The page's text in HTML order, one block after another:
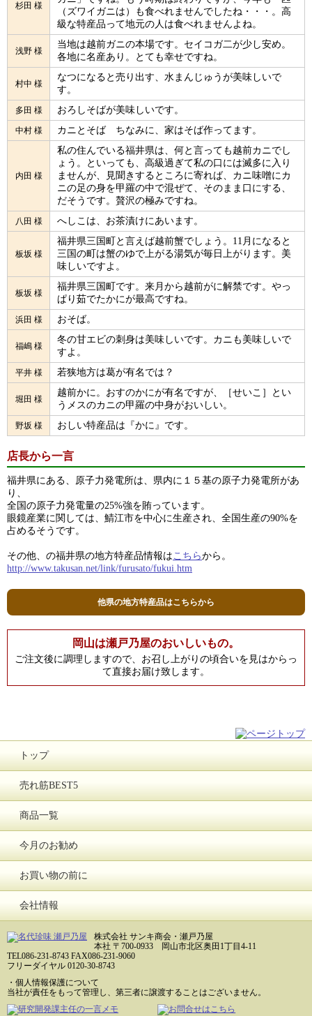
杉田 様
（ズワイガニは）も食べれませんでしたね・・・。高
級な特産品って地元の人は食べれませんよね。
浅野 様
当地は越前ガニの本場です。セイコガ二が少し安め。
各地に名産あり。とても幸せですね。
村中 様
なつになると売り出す、水まんじゅうが美味しいで
す。
多田 様 おろしそばが美味しいです。
中村 様 カニとそば ちなみに、家はそば作ってます。
内田 様
私の住んでいる福井県は、何と言っても越前カニでし
ょう。といっても、高級過ぎて私の口には滅多に入り
ませんが、見聞きするところに寄れば、カニ味噌にカ
ニの足の身を甲羅の中で混ぜて、そのまま口にする、
だそうです。贅沢の極みですね。
八田 様 へしこは、お茶漬けにあいます。
板坂 様
福井県三国町と言えば越前蟹でしょう。11月になると
三国の町は蟹のゆで上がる湯気が毎日上がります。美
味しいですよ。
板坂 様
福井県三国町です。来月から越前がに解禁です。やっ
ぱり茹でたかにが最高ですね。
浜田 様 おそば。
福嶋 様
冬の甘エビの刺身は美味しいです。カニも美味しいで
すよ。
平井 様 若狭地方は葛が有名では？
堀田 様
越前かに。おすのかにが有名ですが、［せいこ］とい
うメスのカニの甲羅の中身がおいしい。
野坂 様 おしい特産品は『かに』です。
店長から一言
福井県にある、原子力発電所は、県内に１５基の原子力発電所があ
り、
全国の原子力発電量の25%強を賄っています。
眼鏡産業に関しては、鯖江市を中心に生産され、全国生産の90%を
占めるそうです。
その他、の福井県の地方特産品情報は こちらから。
http://www.takusan.net/link/furusato/fukui.htm
他県の地方特産品はこちらから
岡山は瀬戸乃屋のおいしいもの。
ご注文後に調理しますので、お召し上がりの頃合いを見はからっ
て直接お届け致します。
トップ
売れ筋BEST5
商品一覧
今月のお勧め
お買い物の前に
会社情報
株式会社 サンキ商会・瀬戸乃屋
本社 〒700-0933 岡山市北区奥田1丁目4-11
TEL086-231-8743 FAX086-231-9060
フリーダイヤル 0120-30-8743
・個人情報保護について
当社が責任をもって管理し、第三者に譲渡することはございません。